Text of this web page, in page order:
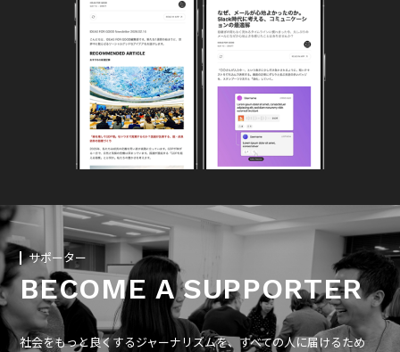
サポーター
BECOME A SUPPORTER
社会をもっと良くするジャーナリズムを、すべての人に届けるため